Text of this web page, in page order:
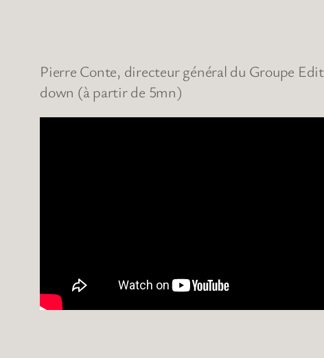
Pierre Conte, directeur général du Groupe
down (à partir de 5mn)